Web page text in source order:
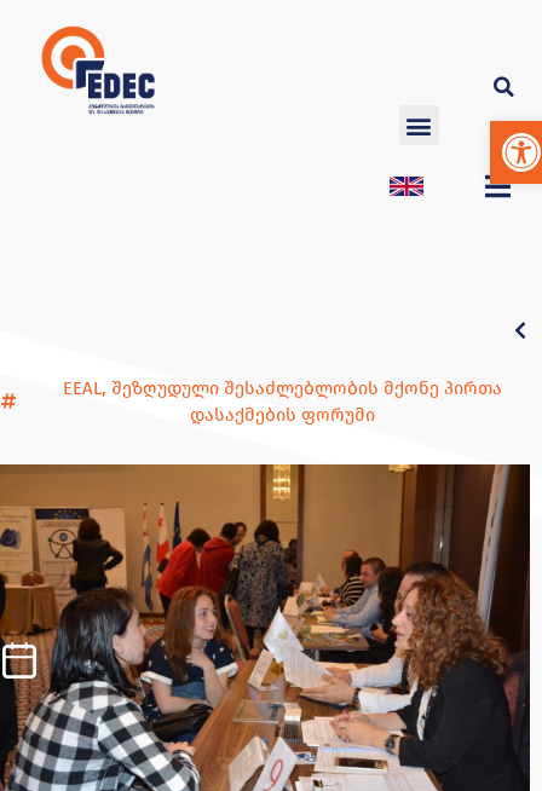
EEAL, შეზღუდული შესაძლებლობის მქონე პირთა
დასაქმების ფორუმი